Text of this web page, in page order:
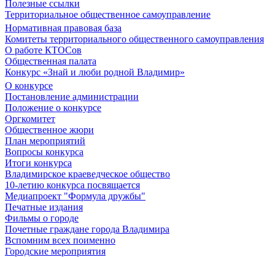
Полезные ссылки
Территориальное общественное самоуправление
Нормативная правовая база
Комитеты территориального общественного самоуправления
О работе КТОСов
Общественная палата
Конкурс «Знай и люби родной Владимир»
О конкурсе
Постановление администрации
Положение о конкурсе
Оргкомитет
Общественное жюри
План мероприятий
Вопросы конкурса
Итоги конкурса
Владимирское краеведческое общество
10-летию конкурса посвящается
Медиапроект "Формула дружбы"
Печатные издания
Фильмы о городе
Почетные граждане города Владимира
Вспомним всех поименно
Городские мероприятия